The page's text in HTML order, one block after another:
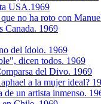
USA.1969
que no ha roto con
Canada. 1969
del ídolo. 1969
dicen todos. 1969
del Divo. 1969
a la mujer ideal?
de un artista inmenso.